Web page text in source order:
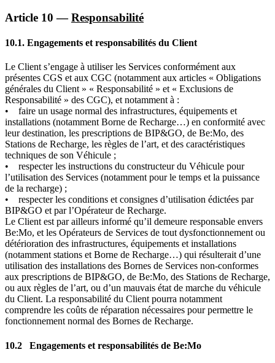
Article 10 —Responsabilité
10.1. Engagements et responsabilités du Client
Le Client s’engage à utiliser les Services conformément aux
présentes CGS et aux CGC (notamment aux articles « Obligations
générales du Client » « Responsabilité » et « Exclusions de
Responsabilité » des CGC), et notamment à :
• faire un usage normal des infrastructures, équipements et
installations (notamment Borne de Recharge…) en conformité avec
leur destination, les prescriptions de BIP&GO, de Be:Mo, des
Stations de Recharge, les règles de l’art, et des caractéristiques
techniques de son Véhicule ;
• respecter les instructions du constructeur du Véhicule pour
l’utilisation des Services (notamment pour le temps et la puissance
de la recharge) ;
• respecter les conditions et consignes d’utilisation édictées par
BIP&GO et par l’Opérateur de Recharge.
Le Client est par ailleurs informé qu’il demeure responsable envers
Be:Mo, et les Opérateurs de Services de tout dysfonctionnement ou
détérioration des infrastructures, équipements et installations
(notamment stations et Borne de Recharge…) qui résulterait d’une
utilisation des installations des Bornes de Services non-conformes
aux prescriptions de BIP&GO, de Be:Mo, des Stations de Recharge,
ou aux règles de l’art, ou d’un mauvais état de marche du véhicule
du Client. La responsabilité du Client pourra notamment
comprendre les coûts de réparation nécessaires pour permettre le
fonctionnement normal des Bornes de Recharge.
10.2 Engagements et responsabilités de Be:Mo